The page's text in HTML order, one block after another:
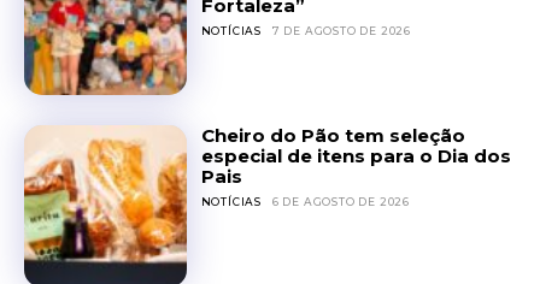
Fortaleza”
NOTÍCIAS 7 DE AGOSTO DE 2026
Cheiro do Pão tem seleção
especial de itens para o Dia dos
Pais
NOTÍCIAS 6 DE AGOSTO DE 2026